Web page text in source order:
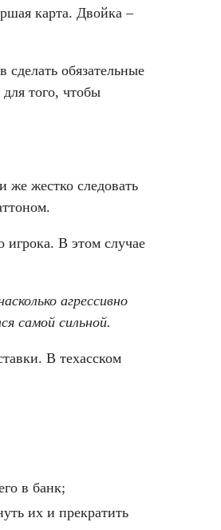
карта. Двойка –
обязательные
того, чтобы
же жестко следовать
игрока. В этом случае
агрессивно
самой сильной.
В техасском
в банк;
их и прекратить